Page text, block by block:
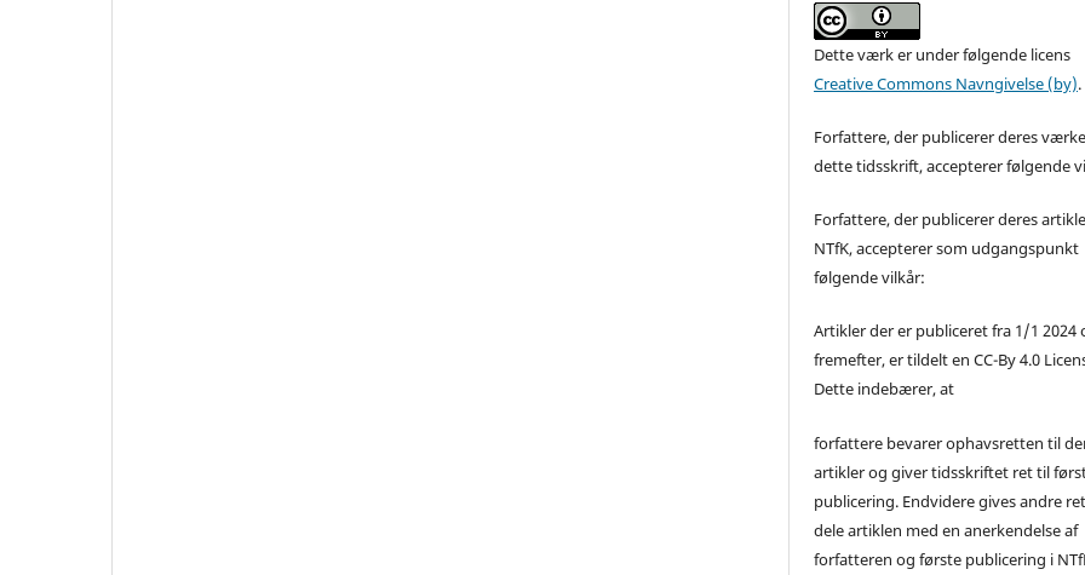
Dette værk er under følgende licens
Creative Commons Navngivelse (by).
Forfattere, der publicerer deres
dette tidsskrift, accepterer følgende
Forfattere, der publicerer deres
NTfK, accepterer som udgangspunkt
følgende vilkår:
Artikler der er publiceret fra 1/1 2024
fremefter, er tildelt en CC-By 4.0
Dette indebærer, at
forfattere bevarer ophavsretten til
artikler og giver tidsskriftet ret til
publicering. Endvidere gives andre
dele artiklen med en anerkendelse af
forfatteren og første publicering i